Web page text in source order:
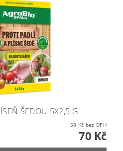
ŠEDOU 5X2,5 G
58 Kč bez DPH
70 Kč